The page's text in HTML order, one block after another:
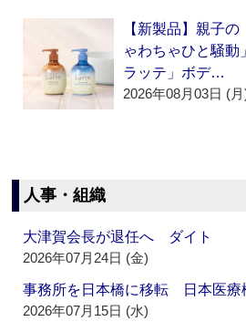
【新製品】親子
ゃわちゃひと騒動
ラッテ」ボデ…
2026年08月03日 (月
人事・組織
大津賀会長が退任へ ダイト
2026年07月24日 (金)
事務所を日本橋に移転 日本医療
2026年07月15日 (水)